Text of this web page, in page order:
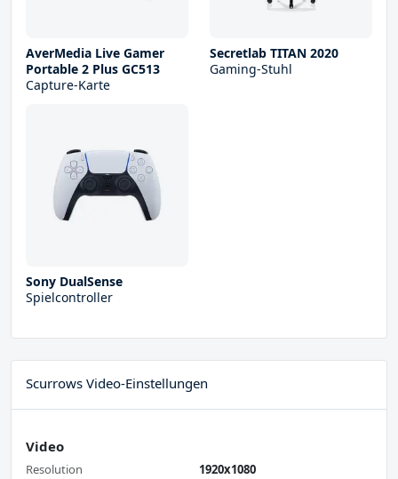
AverMedia Live Gamer
Portable 2 Plus GC513
Capture-Karte
Secretlab TITAN 2020
Gaming-Stuhl
Sony DualSense
Spielcontroller
Scurrows Video-Einstellungen
Video
Resolution
1920x1080